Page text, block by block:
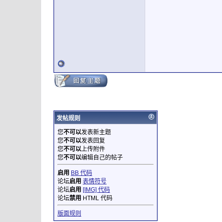
发帖规则
您不可以发表新主题
您不可以发表回复
您不可以上传附件
您不可以编辑自己的帖子
启用 BB 代码
论坛启用 表情符号
论坛启用 [IMG] 代码
论坛禁用 HTML 代码
版面规则